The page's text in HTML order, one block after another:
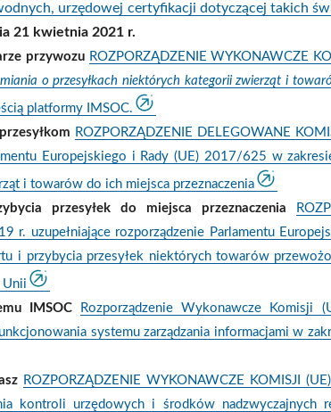
urzędowej certyfikacji dotyczącej takich
21 kwietnia 2021 r.
przywozu ROZPORZĄDZENIE WYKONAWCZE
o przesyłkach niektórych kategorii zwierząt i
platformy IMSOC.
ROZPORZĄDZENIE DELEGOWANE
Europejskiego i Rady (UE) 2017/625 w
i towarów do ich miejsca przeznaczenia
przesyłek do miejsca przeznaczenia
r. uzupełniające rozporządzenie Parlamentu
i przybycia przesyłek niektórych towarów
Unii
IMSOC
Rozporządzenie Wykonawcze
systemu zarządzania informacjami w
ROZPORZĄDZENIE WYKONAWCZE KOMISJI
kontroli urzędowych i środków nadzwyczajnych